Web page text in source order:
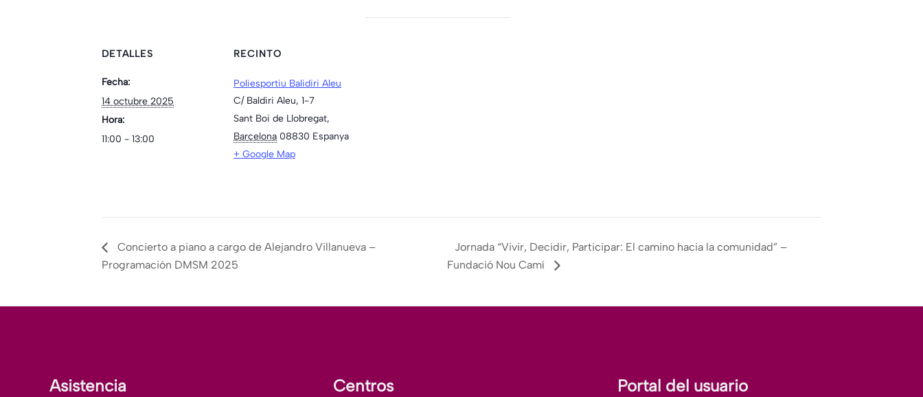
DETALLES
Fecha:
14 octubre 2025
Hora:
11:00 - 13:00
RECINTO
Poliesportiu Balidiri Aleu
C/ Baldiri Aleu, 1-7
Sant Boi de Llobregat,
Barcelona 08830 Espanya
+ Google Map
Concierto a piano a cargo de Alejandro Villanueva –
Programación DMSM 2025
Jornada “Vivir, Decidir, Participar: El camino hacia la comunidad” –
Fundació Nou Camí
Asistencia Centros Portal del usuario